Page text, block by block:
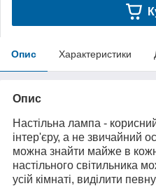
Опис Характеристики
Опис
Настільна лампа -
інтер'єру, а не звичайний
можна знайти майже в
настільного світильника
усій кімнаті, виділити